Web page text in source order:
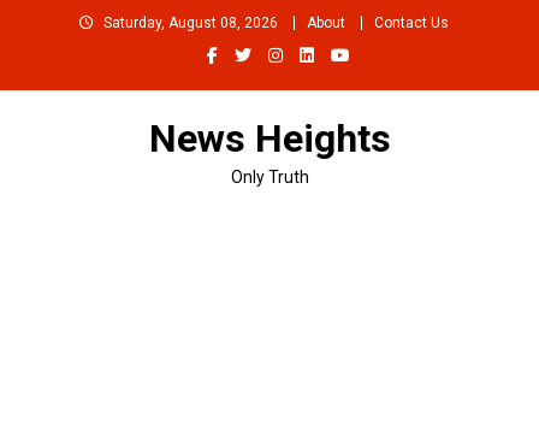
Saturday, August 08, 2026 About Contact Us
News Heights
Only Truth